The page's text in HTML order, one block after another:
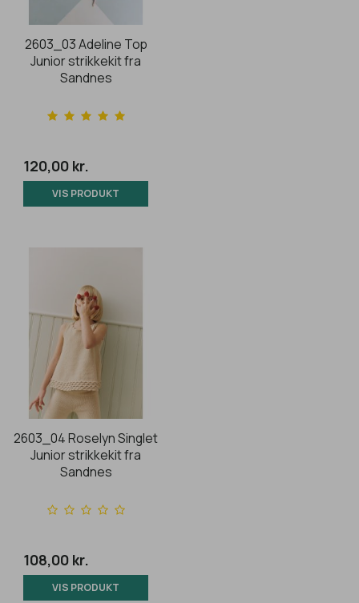
2603_03 Adeline Top
Junior strikkekit fra
Sandnes
120,00 kr.
VIS PRODUKT
2603_04 Roselyn Singlet
Junior strikkekit fra
Sandnes
108,00 kr.
VIS PRODUKT